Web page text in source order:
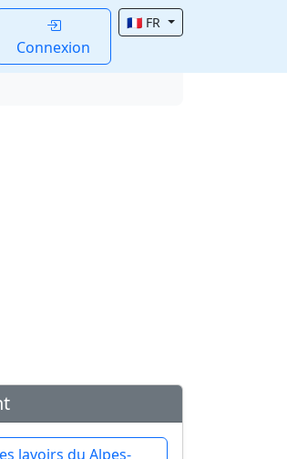
Connexion
🇫🇷 FR
lavoirs du Alpes-